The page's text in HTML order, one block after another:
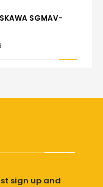
SGMAV-
sign up and